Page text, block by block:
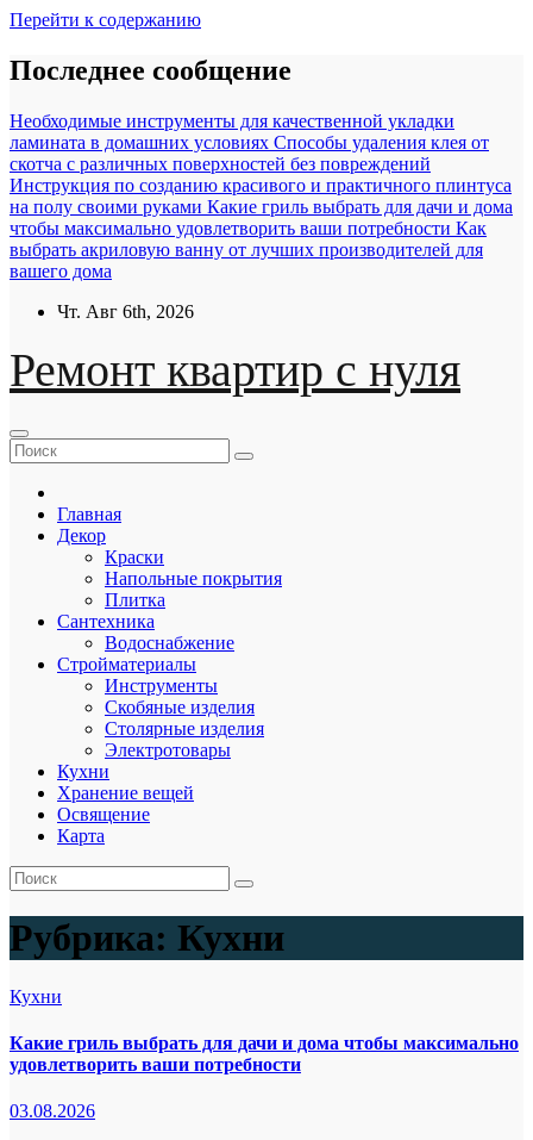
Перейти к содержанию
Последнее сообщение
Необходимые инструменты для качественной укладки
ламината в домашних условиях Способы удаления клея от
скотча с различных поверхностей без повреждений
Инструкция по созданию красивого и практичного плинтуса
на полу своими руками Какие гриль выбрать для дачи и дома
чтобы максимально удовлетворить ваши потребности Как
выбрать акриловую ванну от лучших производителей для
вашего дома
Чт. Авг 6th, 2026
Ремонт квартир с нуля
Главная
Декор
Краски
Напольные покрытия
Плитка
Сантехника
Водоснабжение
Стройматериалы
Инструменты
Скобяные изделия
Столярные изделия
Электротовары
Кухни
Хранение вещей
Освящение
Карта
Рубрика: Кухни
Кухни
Какие гриль выбрать для дачи и дома чтобы максимально
удовлетворить ваши потребности
03.08.2026